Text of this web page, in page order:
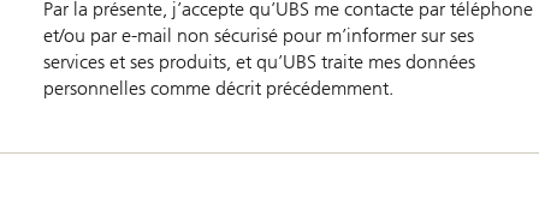
Par la présente, j’accepte qu’UBS me contacte par téléphone
et/ou par e-mail non sécurisé pour m’informer sur ses
services et ses produits, et qu’UBS traite mes données
personnelles comme décrit précédemment.